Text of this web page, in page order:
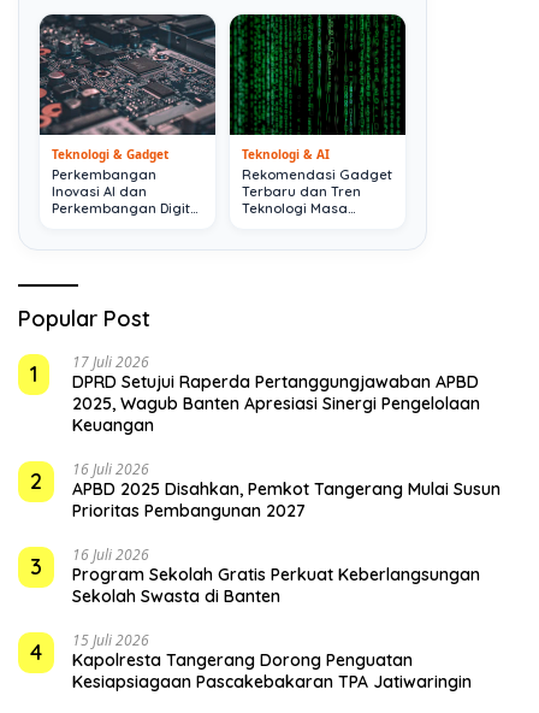
Teknologi & Gadget
Perkembangan
Inovasi AI dan
Perkembangan Digital
Teknologi & AI
Rekomendasi Gadget
Terbaru dan Tren
Teknologi Masa
Popular Post
1
17 Juli 2026
DPRD Setujui Raperda Pertanggungjawaban APBD
2025, Wagub Banten Apresiasi Sinergi Pengelolaan
Keuangan
2 16 Juli 2026
APBD 2025 Disahkan, Pemkot Tangerang Mulai Susun
Prioritas Pembangunan 2027
3 16 Juli 2026
Program Sekolah Gratis Perkuat Keberlangsungan
Sekolah Swasta di Banten
4 15 Juli 2026
Kapolresta Tangerang Dorong Penguatan
Kesiapsiagaan Pascakebakaran TPA Jatiwaringin